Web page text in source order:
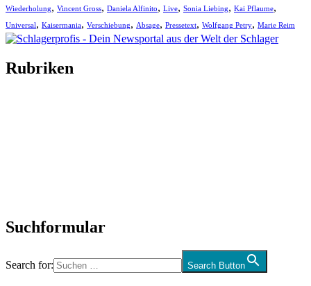
Wiederholung, Vincent Gross, Daniela Alfinito, Live, Sonia Liebing, Kai Pflaume,
Universal, Kaisermania, Verschiebung, Absage, Pressetext, Wolfgang Petry, Marie Reim
Rubriken
Suchformular
Search for: Search Button